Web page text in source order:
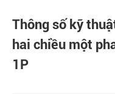
Thông số kỹ
hai chiều một
1P